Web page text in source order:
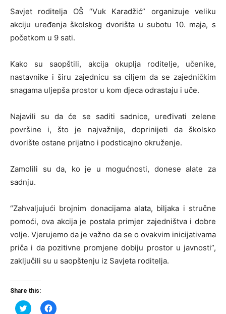
Savjet roditelja OŠ “Vuk Karadžić” organizuje veliku
akciju uređenja školskog dvorišta u subotu 10. maja, s
početkom u 9 sati.
Kako su saopštili, akcija okuplja roditelje, učenike,
nastavnike i širu zajednicu sa ciljem da se zajedničkim
snagama uljepša prostor u kom djeca odrastaju i uče.
Najavili su da će se saditi sadnice, uređivati zelene
površine i, što je najvažnije, doprinijeti da školsko
dvorište ostane prijatno i podsticajno okruženje.
Zamolili su da, ko je u mogućnosti, donese alate za
sadnju.
“Zahvaljujući brojnim donacijama alata, biljaka i stručne
pomoći, ova akcija je postala primjer zajedništva i dobre
volje. Vjerujemo da je važno da se o ovakvim inicijativama
priča i da pozitivne promjene dobiju prostor u javnosti”,
zaključili su u saopštenju iz Savjeta roditelja.
Share this:
Click Click